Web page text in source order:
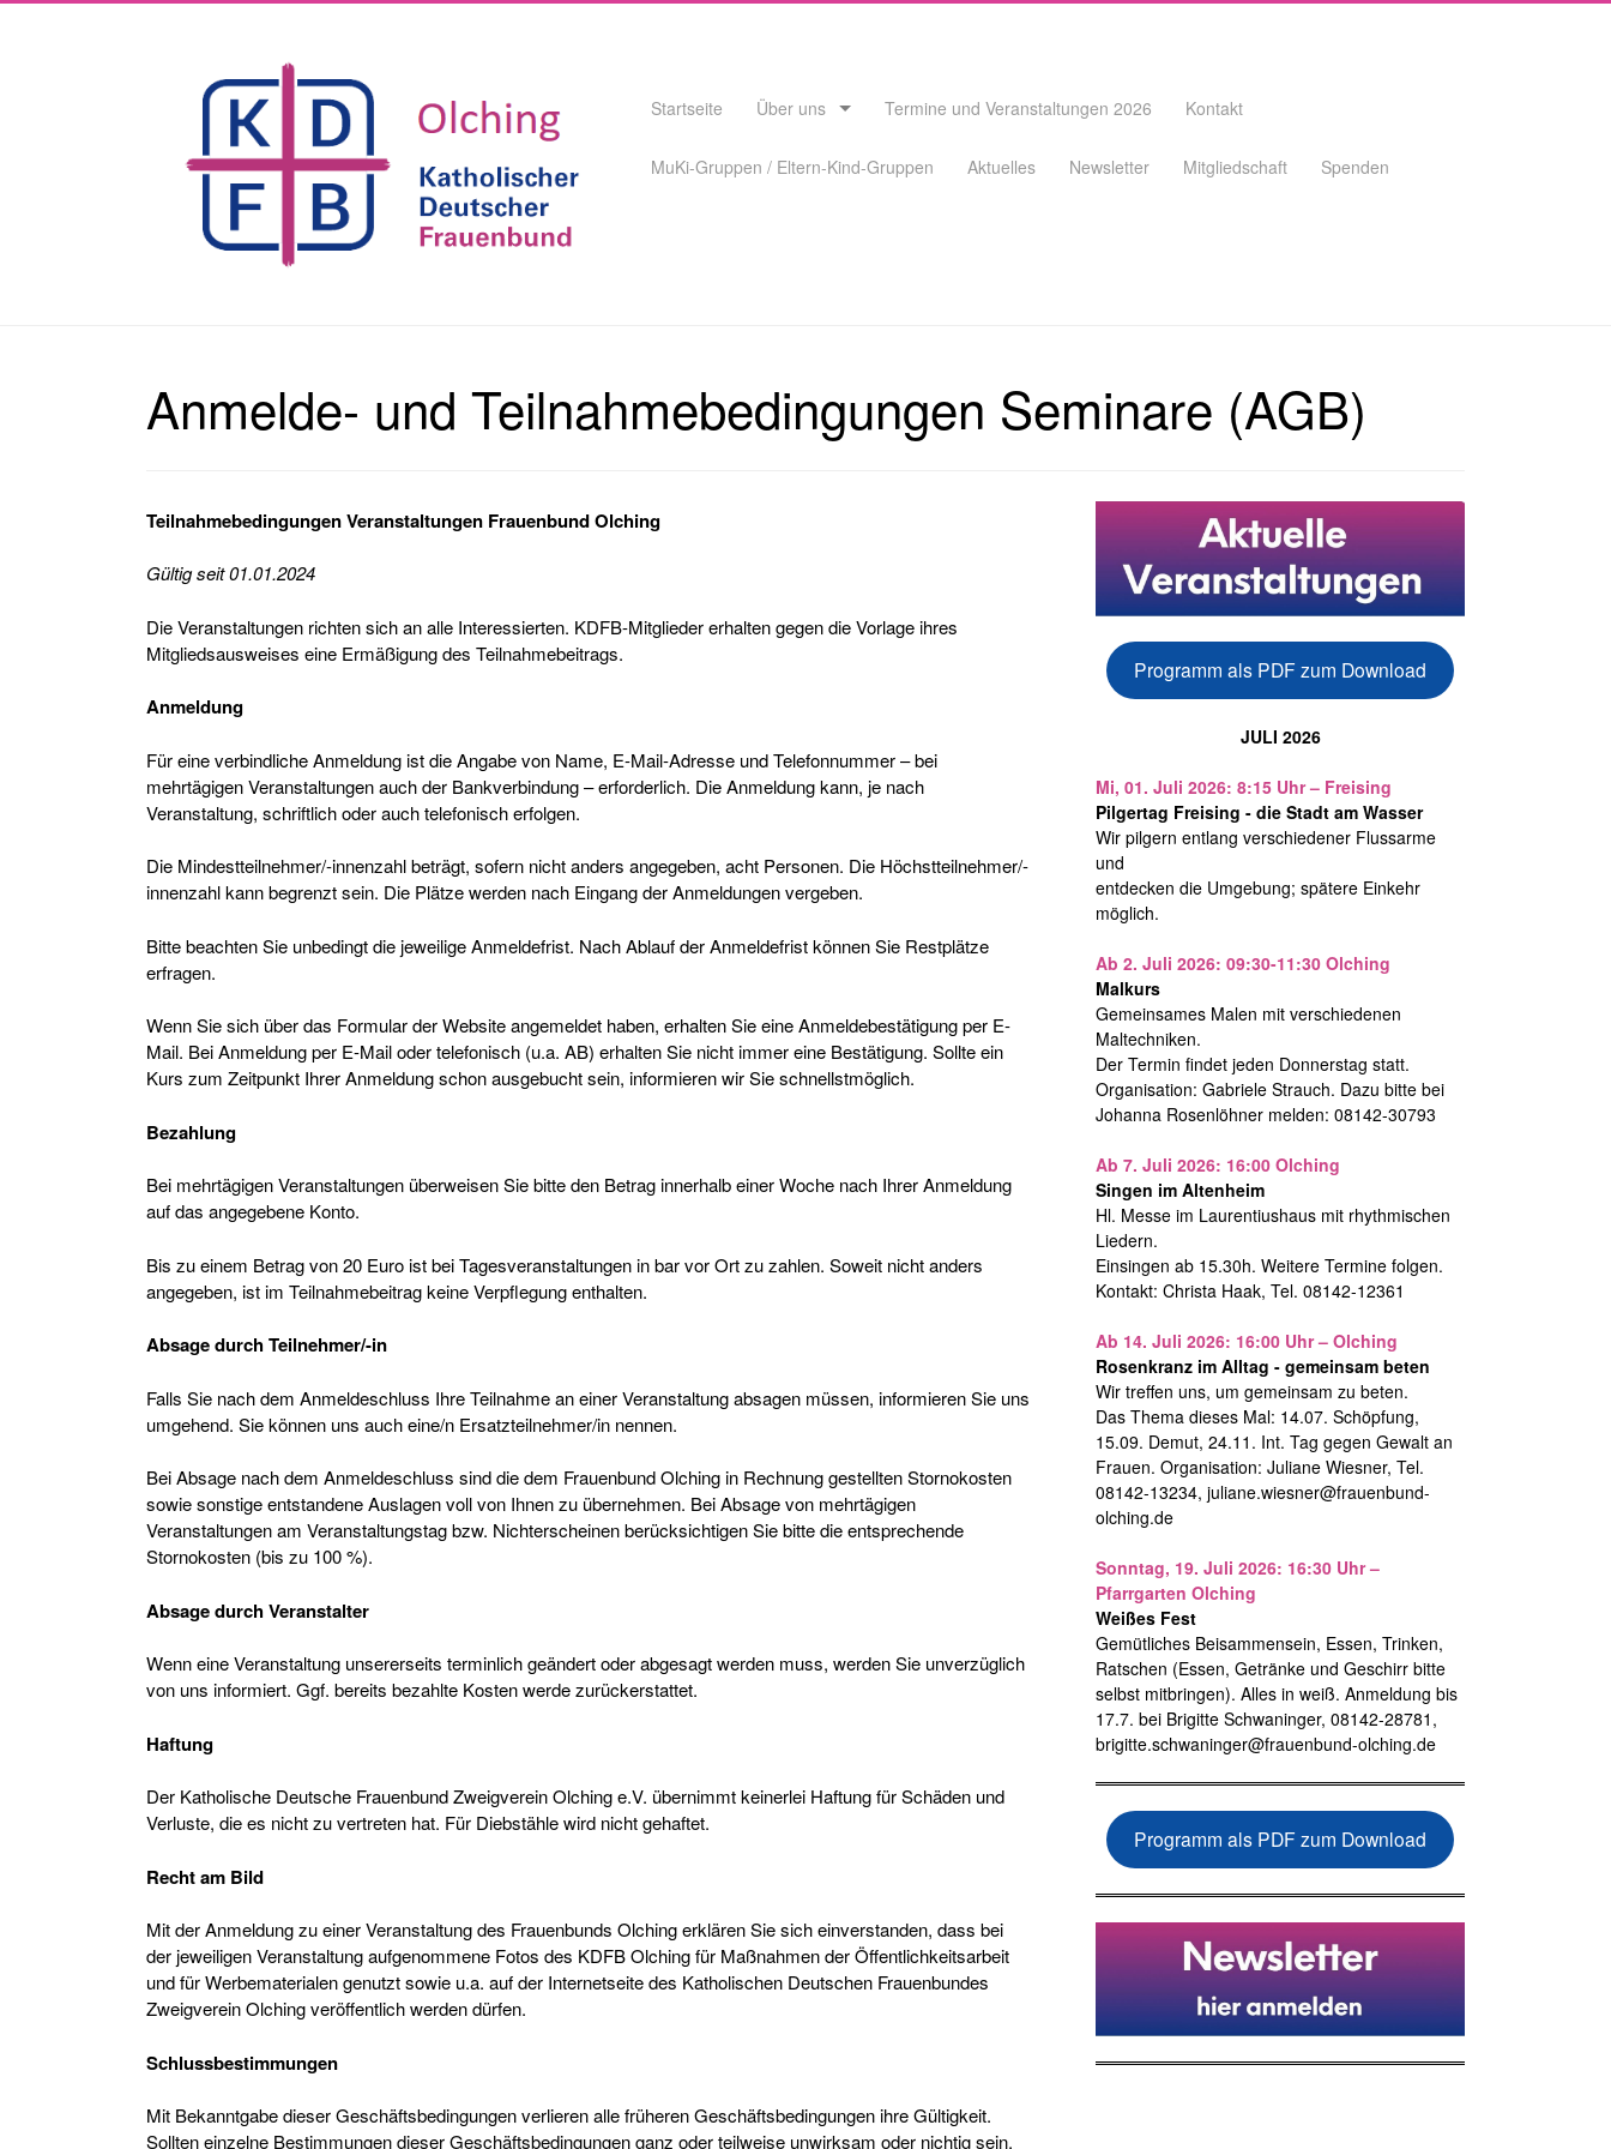
Skip
content
Startseite Über uns Termine und Veranstaltungen 2026 Kontakt
MuKi-Gruppen / Eltern-Kind-Gruppen Aktuelles Newsletter Mitgliedschaft Spenden
Anmelde- und Teilnahmebedingungen Seminare (AGB)
Teilnahmebedingungen Veranstaltungen Frauenbund Olching
Gültig seit 01.01.2024
Die Veranstaltungen richten sich an alle Interessierten. KDFB-Mitglieder erhalten gegen die Vorlage ihres
Mitgliedsausweises eine Ermäßigung des Teilnahmebeitrags.
Anmeldung
Für eine verbindliche Anmeldung ist die Angabe von Name, E-Mail-Adresse und Telefonnummer – bei
mehrtägigen Veranstaltungen auch der Bankverbindung – erforderlich. Die Anmeldung kann, je nach
Veranstaltung, schriftlich oder auch telefonisch erfolgen.
Die Mindestteilnehmer/-innenzahl beträgt, sofern nicht anders angegeben, acht Personen. Die Höchstteilnehmer/-
innenzahl kann begrenzt sein. Die Plätze werden nach Eingang der Anmeldungen vergeben.
Bitte beachten Sie unbedingt die jeweilige Anmeldefrist. Nach Ablauf der Anmeldefrist können Sie Restplätze
erfragen.
Wenn Sie sich über das Formular der Website angemeldet haben, erhalten Sie eine Anmeldebestätigung per E-
Mail. Bei Anmeldung per E-Mail oder telefonisch (u.a. AB) erhalten Sie nicht immer eine Bestätigung. Sollte ein
Kurs zum Zeitpunkt Ihrer Anmeldung schon ausgebucht sein, informieren wir Sie schnellstmöglich.
Bezahlung
Bei mehrtägigen Veranstaltungen überweisen Sie bitte den Betrag innerhalb einer Woche nach Ihrer Anmeldung
auf das angegebene Konto.
Bis zu einem Betrag von 20 Euro ist bei Tagesveranstaltungen in bar vor Ort zu zahlen. Soweit nicht anders
angegeben, ist im Teilnahmebeitrag keine Verpflegung enthalten.
Absage durch Teilnehmer/-in
Falls Sie nach dem Anmeldeschluss Ihre Teilnahme an einer Veranstaltung absagen müssen, informieren Sie uns
umgehend. Sie können uns auch eine/n Ersatzteilnehmer/in nennen.
Bei Absage nach dem Anmeldeschluss sind die dem Frauenbund Olching in Rechnung gestellten Stornokosten
sowie sonstige entstandene Auslagen voll von Ihnen zu übernehmen. Bei Absage von mehrtägigen
Veranstaltungen am Veranstaltungstag bzw. Nichterscheinen berücksichtigen Sie bitte die entsprechende
Stornokosten (bis zu 100 %).
Absage durch Veranstalter
Wenn eine Veranstaltung unsererseits terminlich geändert oder abgesagt werden muss, werden Sie unverzüglich
von uns informiert. Ggf. bereits bezahlte Kosten werde zurückerstattet.
Haftung
Der Katholische Deutsche Frauenbund Zweigverein Olching e.V. übernimmt keinerlei Haftung für Schäden und
Verluste, die es nicht zu vertreten hat. Für Diebstähle wird nicht gehaftet.
Recht am Bild
Mit der Anmeldung zu einer Veranstaltung des Frauenbunds Olching erklären Sie sich einverstanden, dass bei
der jeweiligen Veranstaltung aufgenommene Fotos des KDFB Olching für Maßnahmen der Öffentlichkeitsarbeit
und für Werbematerialen genutzt sowie u.a. auf der Internetseite des Katholischen Deutschen Frauenbundes
Zweigverein Olching veröffentlich werden dürfen.
Schlussbestimmungen
Mit Bekanntgabe dieser Geschäftsbedingungen verlieren alle früheren Geschäftsbedingungen ihre Gültigkeit.
Sollten einzelne Bestimmungen dieser Geschäftsbedingungen ganz oder teilweise unwirksam oder nichtig sein,
Programm als PDF zum Download
JULI 2026
Mi, 01. Juli 2026: 8:15 Uhr – Freising
Pilgertag Freising - die Stadt am Wasser
Wir pilgern entlang verschiedener Flussarme
und
entdecken die Umgebung; spätere Einkehr
möglich.
Ab 2. Juli 2026: 09:30-11:30 Olching
Malkurs
Gemeinsames Malen mit verschiedenen
Maltechniken.
Der Termin findet jeden Donnerstag statt.
Organisation: Gabriele Strauch. Dazu bitte bei
Johanna Rosenlöhner melden: 08142-30793
Ab 7. Juli 2026: 16:00 Olching
Singen im Altenheim
Hl. Messe im Laurentiushaus mit rhythmischen
Liedern.
Einsingen ab 15.30h. Weitere Termine folgen.
Kontakt: Christa Haak, Tel. 08142-12361
Ab 14. Juli 2026: 16:00 Uhr – Olching
Rosenkranz im Alltag - gemeinsam beten
Wir treffen uns, um gemeinsam zu beten.
Das Thema dieses Mal: 14.07. Schöpfung,
15.09. Demut, 24.11. Int. Tag gegen Gewalt an
Frauen. Organisation: Juliane Wiesner, Tel.
08142-13234, juliane.wiesner@frauenbund-
olching.de
Sonntag, 19. Juli 2026: 16:30 Uhr –
Pfarrgarten Olching
Weißes Fest
Gemütliches Beisammensein, Essen, Trinken,
Ratschen (Essen, Getränke und Geschirr bitte
selbst mitbringen). Alles in weiß. Anmeldung bis
17.7. bei Brigitte Schwaninger, 08142-28781,
brigitte.schwaninger@frauenbund-olching.de
Programm als PDF zum Download